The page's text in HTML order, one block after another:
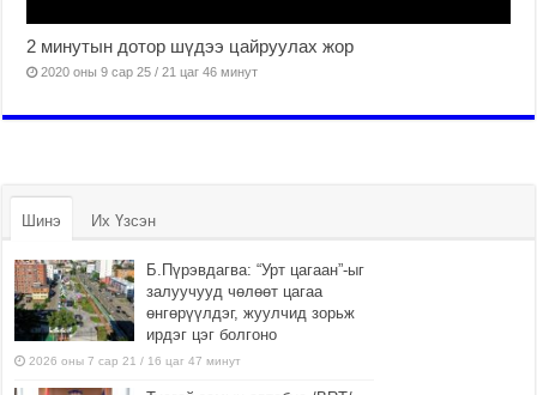
2 минутын дотор шүдээ цайруулах жор
2020 оны 9 сар 25 / 21 цаг 46 минут
Шинэ Их Үзсэн
Б.Пүрэвдагва: “Урт цагаан”-ыг
залуучууд чөлөөт цагаа
өнгөрүүлдэг, жуулчид зорьж
ирдэг цэг болгоно
2026 оны 7 сар 21 / 16 цаг 47 минут